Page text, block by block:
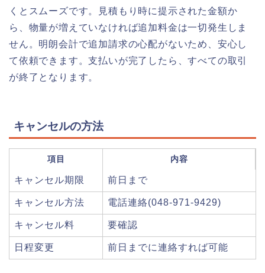
くとスムーズです。見積もり時に提示された金額か
ら、物量が増えていなければ追加料金は一切発生しま
せん。明朗会計で追加請求の心配がないため、安心し
て依頼できます。支払いが完了したら、すべての取引
が終了となります。
キャンセルの方法
項目 内容
キャンセル期限 前日まで
キャンセル方法 電話連絡(048-971-9429)
キャンセル料 要確認
日程変更 前日までに連絡すれば可能